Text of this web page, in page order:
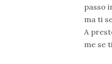
passo
ma ti
A
me se